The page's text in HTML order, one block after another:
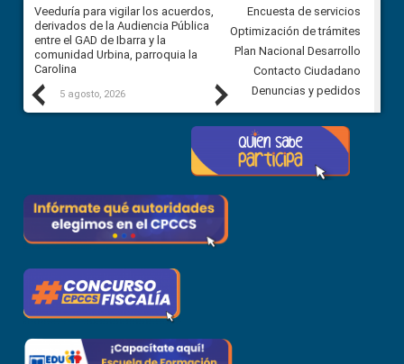
Previous
Veeduría para vigilar los acuerdos,
derivados de la Audiencia Pública
entre el GAD de Ibarra y la
comunidad Urbina, parroquia la
Carolina
5 agosto, 2026
CPCCS convoca a Veeduría
Ciudadana para vigilar el
5 agosto, 2026
Next
Encuesta de servicios
Optimización de trámites
Plan Nacional Desarrollo
Contacto Ciudadano
Denuncias y pedidos